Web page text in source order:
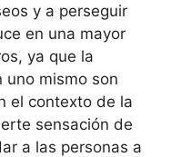
y a perseguir
en una mayor
ya que la
uno mismo son
el contexto de la
sensación de
a las personas a